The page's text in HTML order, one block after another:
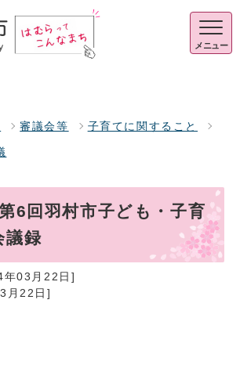
メニュー
審議会等 子育てに関すること
6回羽村市子ども・子育
録
03月22日]
月22日]